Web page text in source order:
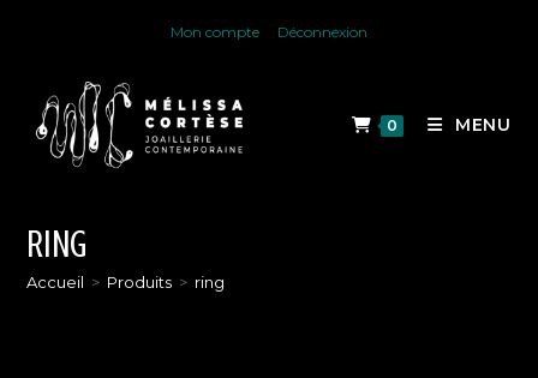
Mon compte Déconnexion
0 MENU
RING
Accueil > Produits > ring